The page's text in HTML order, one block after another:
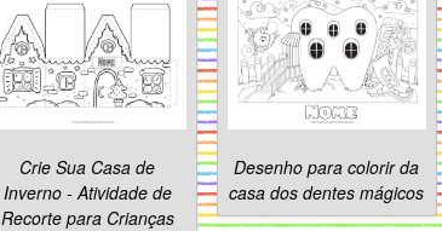
Crie Sua Casa de
Inverno - Atividade de
Recorte para Crianças
Desenho para colorir da
casa dos dentes mágicos